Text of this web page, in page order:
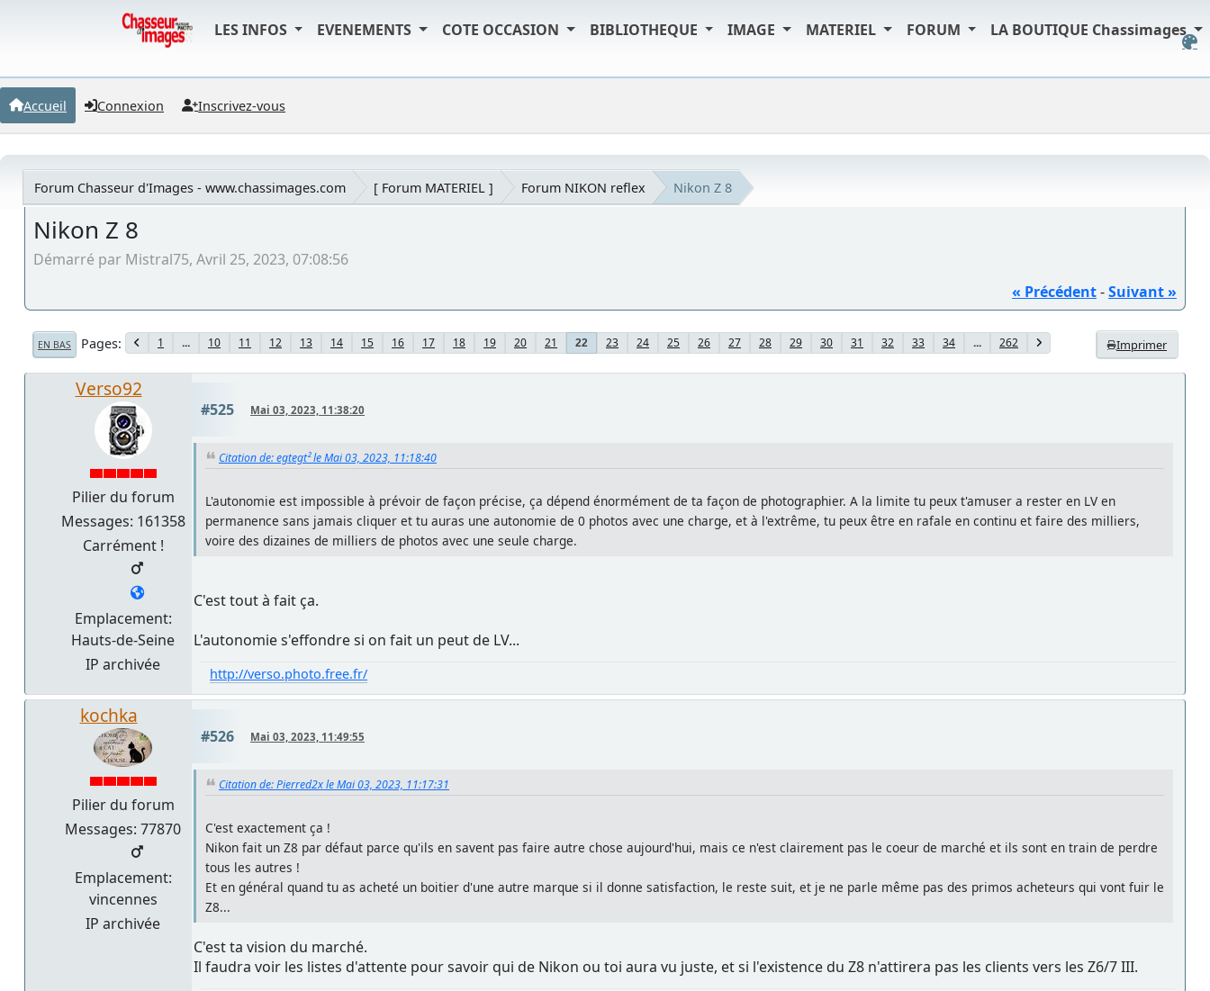
LES INFOS EVENEMENTS COTE OCCASION BIBLIOTHEQUE IMAGE MATERIEL FORUM LA BOUTIQUE Chassimages
Accueil Connexion Inscrivez-vous
Forum Chasseur d'Images - www.chassimages.com [ Forum MATERIEL ] Forum NIKON reflex Nikon Z 8
Nikon Z 8
Démarré par Mistral75, Avril 25, 2023, 07:08:56
« Précédent-Suivant »
Imprimer
EN BAS Pages 1 ... 10 11 12 13 14 15 16 17 18 19 20 21 22 23 24 25 26 27 28 29 30 31 32 33 34 ... 262
Verso92
Pilier du forum
Messages: 161358
Carrément !
Emplacement:
Hauts-de-Seine
IP archivée
#525 Mai 03, 2023, 11:38:20
Citation de: egtegt² le Mai 03, 2023, 11:18:40
L'autonomie est impossible à prévoir de façon précise, ça dépend énormément de ta façon de photographier. A la limite tu peux t'amuser a rester en LV en
permanence sans jamais cliquer et tu auras une autonomie de 0 photos avec une charge, et à l'extrême, tu peux être en rafale en continu et faire des milliers,
voire des dizaines de milliers de photos avec une seule charge.
C'est tout à fait ça.
L'autonomie s'effondre si on fait un peut de LV...
http://verso.photo.free.fr/
kochka
Pilier du forum
Messages: 77870
Emplacement:
vincennes
IP archivée
#526 Mai 03, 2023, 11:49:55
Citation de: Pierred2x le Mai 03, 2023, 11:17:31
C'est exactement ça !
Nikon fait un Z8 par défaut parce qu'ils en savent pas faire autre chose aujourd'hui, mais ce n'est clairement pas le coeur de marché et ils sont en train de perdre
tous les autres !
Et en général quand tu as acheté un boitier d'une autre marque si il donne satisfaction, le reste suit, et je ne parle même pas des primos acheteurs qui vont fuir le
Z8...
C'est ta vision du marché.
Il faudra voir les listes d'attente pour savoir qui de Nikon ou toi aura vu juste, et si l'existence du Z8 n'attirera pas les clients vers les Z6/7 III.